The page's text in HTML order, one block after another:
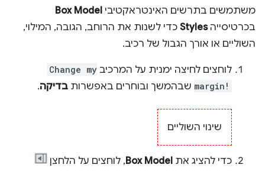
משתמשים בתרשים האינטראקטיבי Box Model
בכרטיסייהStyles כדי לשנות את הרוחב, הגובה, המילוי,
השוליים או אורך הגבול של רכיב.
לוחצים לחיצה ימנית על המרכיב Change my
margin! שבהמשך ובוחרים באפשרות בדיקה.
שינוי השוליים
כדי להציג את Box Model, לוחצים על הלחצן